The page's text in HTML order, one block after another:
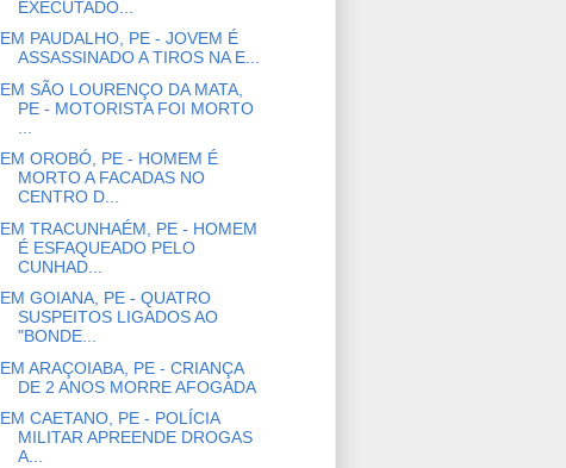
EXECUTADO...
EM PAUDALHO, PE - JOVEM É
ASSASSINADO A TIROS NA E...
EM SÃO LOURENÇO DA MATA,
PE - MOTORISTA FOI MORTO
EM OROBÓ, PE - HOMEM É
MORTO A FACADAS NO
CENTRO D...
EM TRACUNHAÉM, PE - HOMEM
É ESFAQUEADO PELO
CUNHAD...
EM GOIANA, PE - QUATRO
SUSPEITOS LIGADOS AO
"BONDE...
EM ARAÇOIABA, PE - CRIANÇA
DE 2 ANOS MORRE AFOGADA
EM CAETANO, PE - POLÍCIA
MILITAR APREENDE DROGAS
A...